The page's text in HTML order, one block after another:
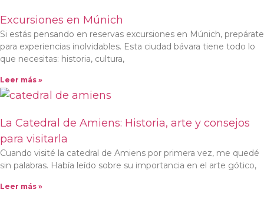
Excursiones en Múnich
Si estás pensando en reservas excursiones en Múnich, prepárate
para experiencias inolvidables. Esta ciudad bávara tiene todo lo
que necesitas: historia, cultura,
Leer más »
La Catedral de Amiens: Historia, arte y consejos
para visitarla
Cuando visité la catedral de Amiens por primera vez, me quedé
sin palabras. Había leído sobre su importancia en el arte gótico,
Leer más »